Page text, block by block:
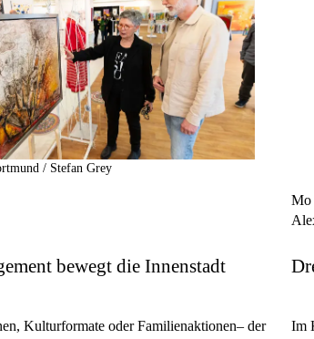
bewegt die Innenstadt
/ Stefan Grey
Kulturformate oder Familienaktionen– der
Mo
Im